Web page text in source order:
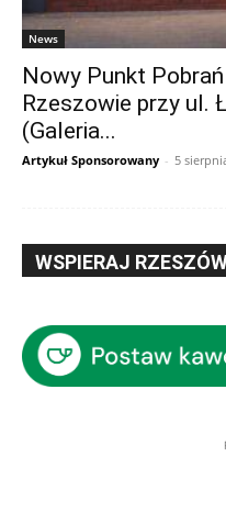
News
Nowy Punkt
Rzeszowie przy ul.
(Galeria...
Artykuł Sponsorowany - 5
WSPIERAJ